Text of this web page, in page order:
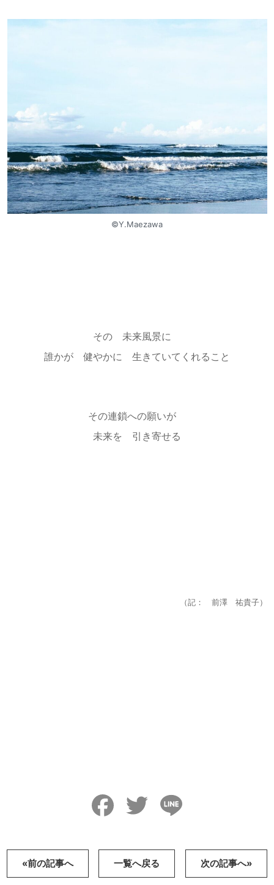
©︎Y.Maezawa
その 未来風景に
誰かが 健やかに 生きていてくれること
その連鎖への願いが
未来を 引き寄せる
（記： 前澤 祐貴子）
FacebookTwitter
«前の記事へ 一覧へ戻る 次の記事へ»